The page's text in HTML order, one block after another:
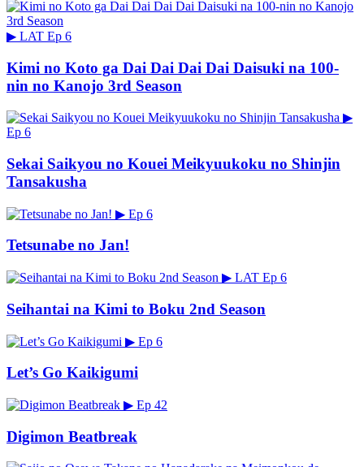
▶ LAT Ep 6
Kimi no Koto ga Dai Dai Dai Dai Daisuki na 100-
nin no Kanojo 3rd Season
▶
Ep 6
Sekai Saikyou no Kouei Meikyuukoku no Shinjin
Tansakusha
▶ Ep 6
Tetsunabe no Jan!
▶ LAT Ep 6
Seihantai na Kimi to Boku 2nd Season
▶ Ep 6
Let’s Go Kaikigumi
▶ Ep 42
Digimon Beatbreak